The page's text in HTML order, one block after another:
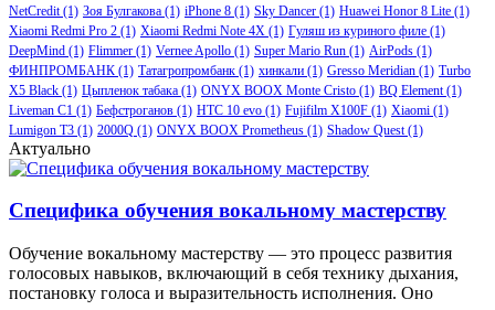
NetCredit (1) Зоя Булгакова (1) iPhone 8 (1) Sky Dancer (1) Huawei Honor 8 Lite (1)
Xiaomi Redmi Pro 2 (1) Xiaomi Redmi Note 4X (1) Гуляш из куриного филе (1)
DeepMind (1) Flimmer (1) Vernee Apollo (1) Super Mario Run (1) AirPods (1)
ФИНПРОМБАНК (1) Татагропромбанк (1) хинкали (1) Gresso Meridian (1) Turbo
X5 Black (1) Цыпленок табака (1) ONYX BOOX Monte Cristo (1) BQ Element (1)
Liveman C1 (1) Бефстроганов (1) HTC 10 evo (1) Fujifilm X100F (1) Xiaomi (1)
Lumigon T3 (1) 2000Q (1) ONYX BOOX Prometheus (1) Shadow Quest (1)
Актуально
Специфика обучения вокальному мастерству
Обучение вокальному мастерству — это процесс развития
голосовых навыков, включающий в себя технику дыхания,
постановку голоса и выразительность исполнения. Оно